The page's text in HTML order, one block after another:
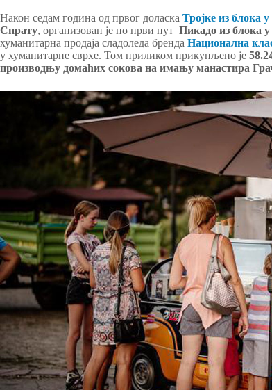
Након седам година од првог доласка Тројке из блока
Спрату, организован је по први пут Пикадо из блока
хуманитарна продаја сладоледа бренда Национална
у хуманитарне сврхе. Том приликом прикупљено је
производњу домаћих сокова на имању манастира